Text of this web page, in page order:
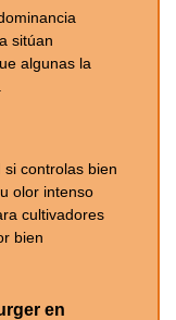
sitúan
algunas la
controlas bien
olor intenso
cultivadores
bien
en